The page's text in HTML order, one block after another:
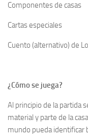
Componentes de casas
Cartas especiales
Cuento (alternativo) de
¿Cómo se juega?
Al principio de la partida
material y parte de la
mundo pueda identificar